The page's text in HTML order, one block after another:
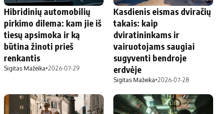
Hibridinių automobilių
pirkimo dilema: kam jie iš
tiesų apsimoka ir ką
būtina žinoti prieš
renkantis
Sigitas Mažeika•2026-07-29
Kasdienis eismas dviračių
takais: kaip
dviratininkams ir
vairuotojams saugiai
sugyventi bendroje
erdvėje
Sigitas Mažeika•2026-07-28